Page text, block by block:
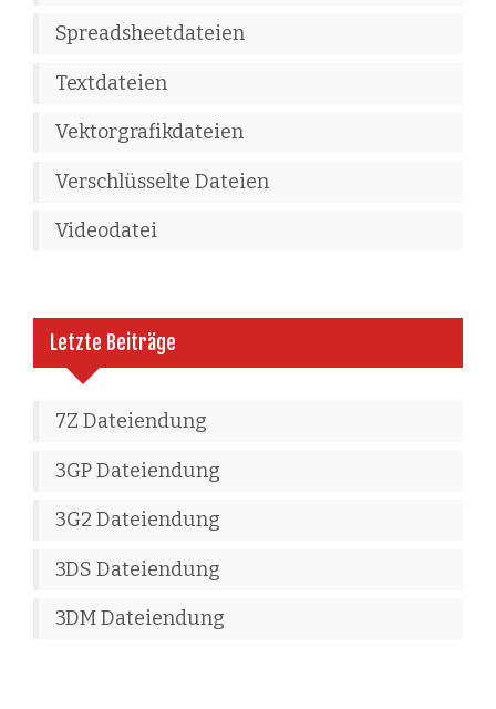
Spreadsheetdateien
Textdateien
Vektorgrafikdateien
Verschlüsselte Dateien
Videodatei
Letzte Beiträge
7Z Dateiendung
3GP Dateiendung
3G2 Dateiendung
3DS Dateiendung
3DM Dateiendung